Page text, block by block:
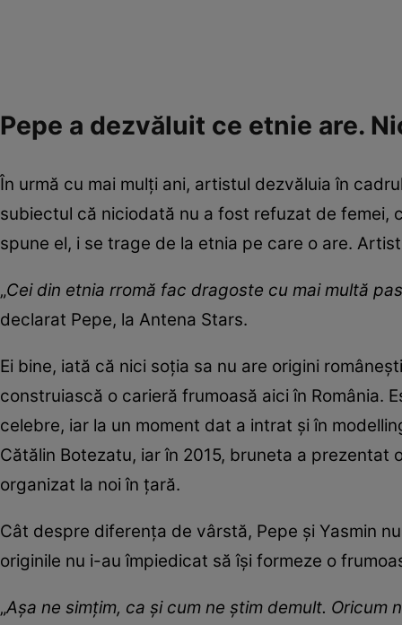
Pepe a dezvăluit ce etnie are.
În urmă cu mai mulți ani, artistul dezvăluia în
subiectul că niciodată nu a fost refuzat de femei,
spune el, i se trage de la etnia pe care o are.
„Cei din etnia rromă fac dragoste cu mai multă
declarat Pepe, la Antena Stars.
Ei bine, iată că nici soția sa nu are origini
construiască o carieră frumoasă aici în România.
celebre, iar la un moment dat a intrat și în
Cătălin Botezatu, iar în 2015, bruneta a prezentat
organizat la noi în țară.
Cât despre diferența de vârstă, Pepe și Yasmin
originile nu i-au împiedicat să își formeze o
„Așa ne simțim, ca și cum ne știm demult.